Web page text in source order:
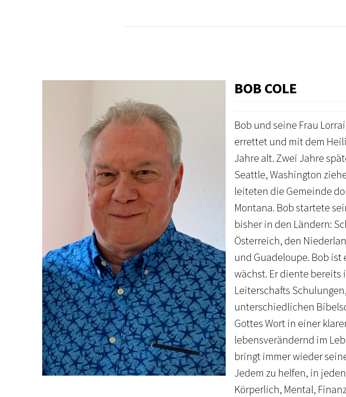
BOB COLE
Bob und seine Frau
errettet und mit dem
Jahre alt. Zwei Jahre
Seattle, Washington
leiteten die Gemeinde
Montana. Bob startete
bisher in den Ländern:
Österreich, den
und Guadeloupe. Bob
wächst. Er diente
Leiterschafts
unterschiedlichen
Gottes Wort in einer
lebensverändernd im
bringt immer wieder
Jedem zu helfen, in
Körperlich, Mental,